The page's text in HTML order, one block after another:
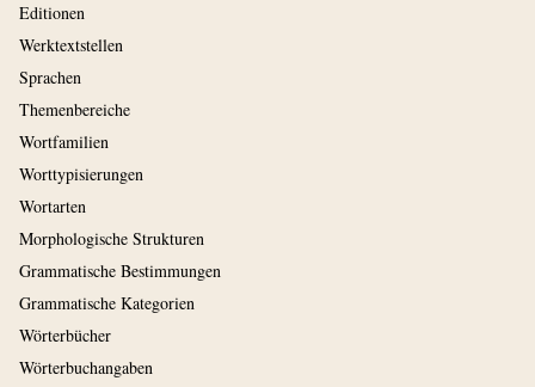
Editionen
Werktextstellen
Sprachen
Themenbereiche
Wortfamilien
Worttypisierungen
Wortarten
Morphologische Strukturen
Grammatische Bestimmungen
Grammatische Kategorien
Wörterbücher
Wörterbuchangaben